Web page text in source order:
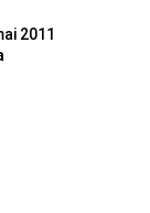
2011